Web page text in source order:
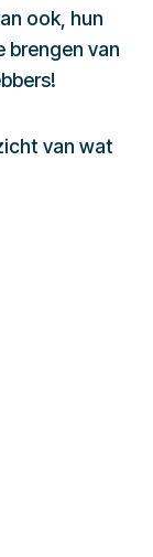
ook, hun
brengen van
van wat